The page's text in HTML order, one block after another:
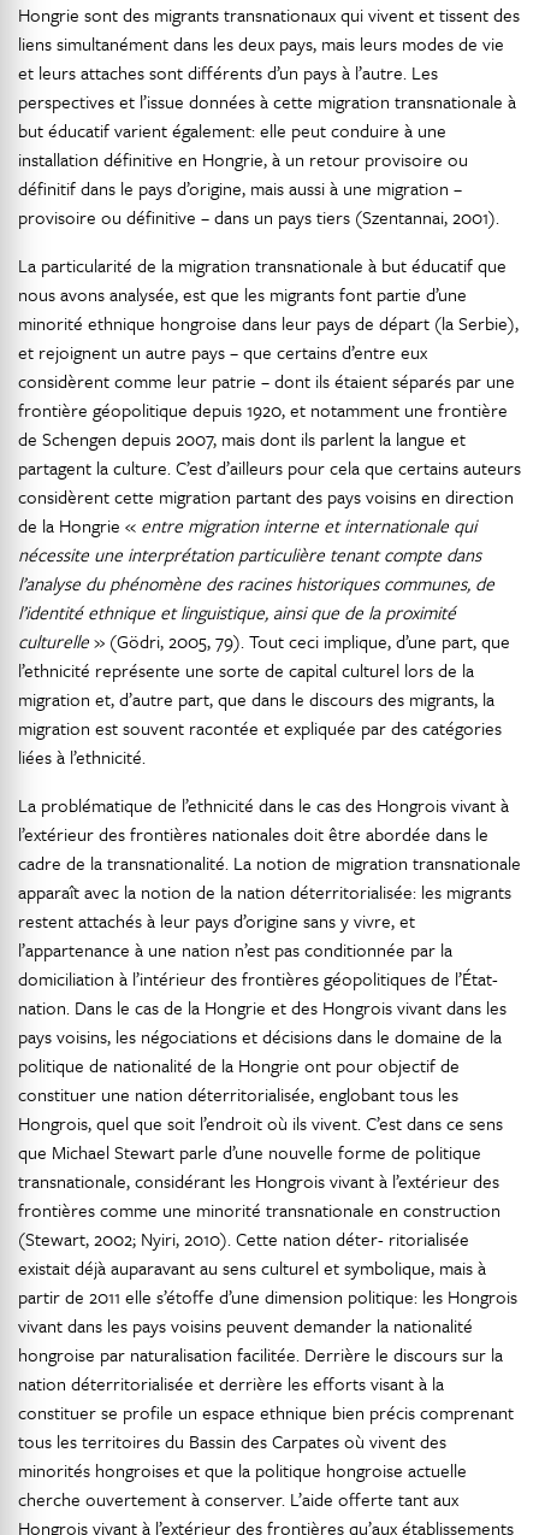
Hongrie sont des migrants transnationaux qui vivent et tissent des
liens simultanément dans les deux pays, mais leurs modes de vie
et leurs attaches sont différents d’un pays à l’autre. Les
perspectives et l’issue données à cette migration transnationale à
but éducatif varient également: elle peut conduire à une
installation définitive en Hongrie, à un retour provisoire ou
définitif dans le pays d’origine, mais aussi à une migration –
provisoire ou définitive – dans un pays tiers (Szentannai, 2001).
La particularité de la migration transnationale à but éducatif que
nous avons analysée, est que les migrants font partie d’une
minorité ethnique hongroise dans leur pays de départ (la Serbie),
et rejoignent un autre pays – que certains d’entre eux
considèrent comme leur patrie – dont ils étaient séparés par une
frontière géopolitique depuis 1920, et notamment une frontière
de Schengen depuis 2007, mais dont ils parlent la langue et
partagent la culture. C’est d’ailleurs pour cela que certains auteurs
considèrent cette migration partant des pays voisins en direction
de la Hongrie « entre migration interne et internationale qui
nécessite une interprétation particulière tenant compte dans
l’analyse du phénomène des racines historiques communes, de
l’identité ethnique et linguistique, ainsi que de la proximité
culturelle» (Gödri, 2005, 79). Tout ceci implique, d’une part, que
l’ethnicité représente une sorte de capital culturel lors de la
migration et, d’autre part, que dans le discours des migrants, la
migration est souvent racontée et expliquée par des catégories
liées à l’ethnicité.
La problématique de l’ethnicité dans le cas des Hongrois vivant à
l’extérieur des frontières nationales doit être abordée dans le
cadre de la transnationalité. La notion de migration transnationale
apparaît avec la notion de la nation déterritorialisée: les migrants
restent attachés à leur pays d’origine sans y vivre, et
l’appartenance à une nation n’est pas conditionnée par la
domiciliation à l’intérieur des frontières géopolitiques de l’État-
nation. Dans le cas de la Hongrie et des Hongrois vivant dans les
pays voisins, les négociations et décisions dans le domaine de la
politique de nationalité de la Hongrie ont pour objectif de
constituer une nation déterritorialisée, englobant tous les
Hongrois, quel que soit l’endroit où ils vivent. C’est dans ce sens
que Michael Stewart parle d’une nouvelle forme de politique
transnationale, considérant les Hongrois vivant à l’extérieur des
frontières comme une minorité transnationale en construction
(Stewart, 2002; Nyiri, 2010). Cette nation déter- ritorialisée
existait déjà auparavant au sens culturel et symbolique, mais à
partir de 2011 elle s’étoffe d’une dimension politique: les Hongrois
vivant dans les pays voisins peuvent demander la nationalité
hongroise par naturalisation facilitée. Derrière le discours sur la
nation déterritorialisée et derrière les efforts visant à la
constituer se profile un espace ethnique bien précis comprenant
tous les territoires du Bassin des Carpates où vivent des
minorités hongroises et que la politique hongroise actuelle
cherche ouvertement à conserver. L’aide offerte tant aux
Hongrois vivant à l’extérieur des frontières qu’aux établissements